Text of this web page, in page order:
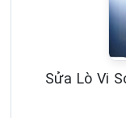
Sửa Lò Vi